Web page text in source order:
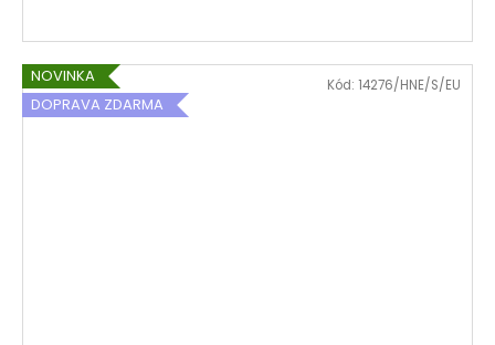
NOVINKA
DOPRAVA ZDARMA
Kód: 14276/HNE/S/EU